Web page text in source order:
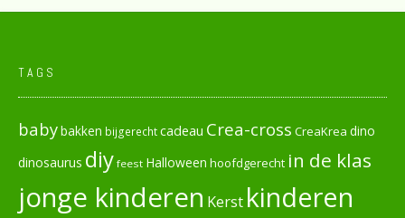
TAGS
babybakken bijgerechtcadeau Crea-cross CreaKrea dino
dinosaurus diy feest Halloween hoofdgerecht in de klas
jonge kinderen Kerst kinderen